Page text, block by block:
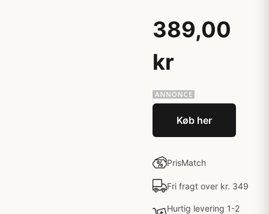
389,00
kr
Køb her
PrisMatch
Fri fragt over kr. 349
Hurtig levering 1-2